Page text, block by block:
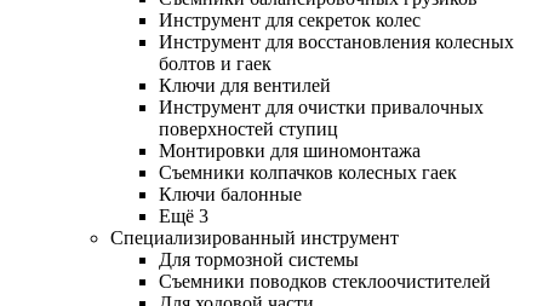
Инструмент для секреток колес
Инструмент для восстановления колесных
болтов и гаек
Ключи для вентилей
Инструмент для очистки привалочных
поверхностей ступиц
Монтировки для шиномонтажа
Съемники колпачков колесных гаек
Ключи балонные
Ещё 3
Специализированный инструмент
Для тормозной системы
Съемники поводков стеклоочистителей